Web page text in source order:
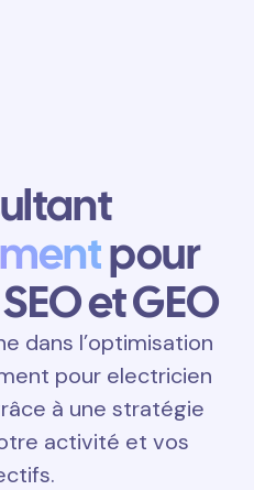
pour
et GEO
dans l’optimisation
pour electricien
à une stratégie
activité et vos